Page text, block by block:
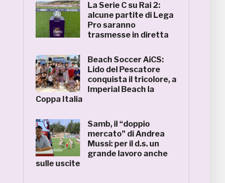
La Serie C su Rai 2:
alcune partite di Lega
Pro saranno
trasmesse in diretta
Beach Soccer AiCS:
Lido del Pescatore
conquista il tricolore, a
Imperial Beach la
Coppa Italia
Samb, il “doppio
mercato” di Andrea
Mussi: per il d.s. un
grande lavoro anche
sulle uscite